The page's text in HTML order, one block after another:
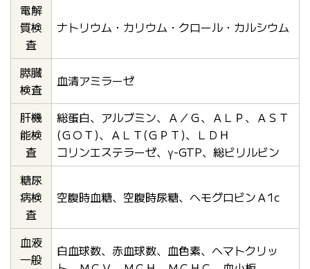
電解
質検
査
ナトリウム・カリウム・クロール・カルシウム
膵臓
検査
血清アミラーゼ
肝機
能検
査
総蛋白、アルブミン、Ａ／Ｇ、ＡＬＰ、ＡＳＴ
(ＧＯＴ)、ＡＬＴ(ＧＰＴ)、ＬＤＨ
コリンエステラーゼ、γ-GTP、総ビリルビン
糖尿
病検
査
空腹時血糖、空腹時尿糖、ヘモグロビンＡ1c
血液
一般
白血球数、赤血球数、血色素、ヘマトクリッ